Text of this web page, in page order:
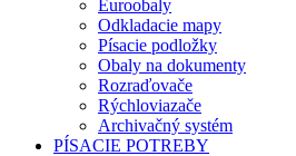
Euroobaly
Odkladacie mapy
Písacie podložky
Obaly na dokumenty
Rozraďovače
Rýchloviazače
Archivačný systém
PÍSACIE POTREBY